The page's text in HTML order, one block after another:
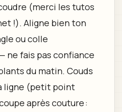
(merci les tutos
!). Aligne bien ton
ou colle
ne fais pas confiance
du matin. Couds
ligne (petit point
après couture :